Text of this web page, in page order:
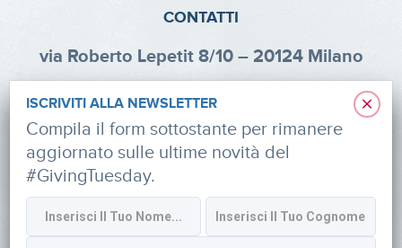
CONTATTI
via Roberto Lepetit 8/10 – 20124 Milano
Tel: +39 02 47924880
CF: 91374340379
SOCIAL
×
ISCRIVITI ALLA NEWSLETTER
Compila il form sottostante per rimanere
aggiornato sulle ultime novità del
#GivingTuesday.